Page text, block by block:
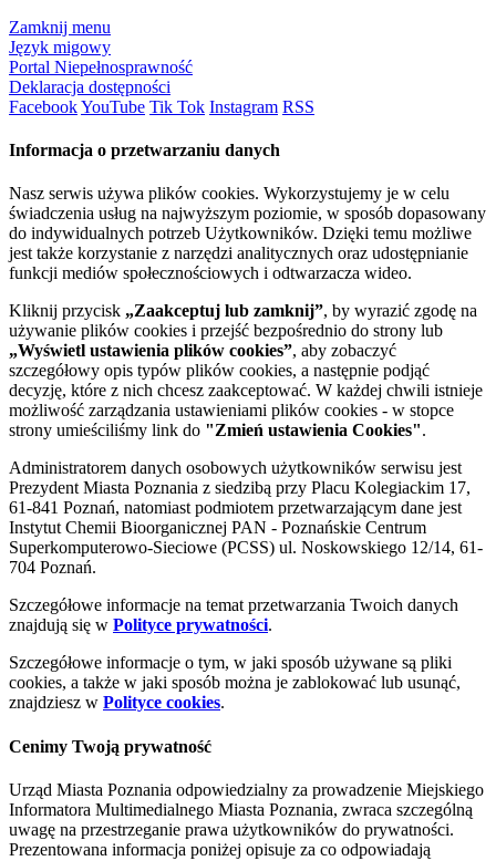
Zamknij menu
Język migowy
Portal Niepełnosprawność
Deklaracja dostępności
FacebookYouTube Tik Tok Instagram RSS
Informacja o przetwarzaniu danych
Nasz serwis używa plików cookies. Wykorzystujemy je w celu
świadczenia usług na najwyższym poziomie, w sposób dopasowany
do indywidualnych potrzeb Użytkowników. Dzięki temu możliwe
jest także korzystanie z narzędzi analitycznych oraz udostępnianie
funkcji mediów społecznościowych i odtwarzacza wideo.
Kliknij przycisk „Zaakceptuj lub zamknij”, by wyrazić zgodę na
używanie plików cookies i przejść bezpośrednio do strony lub
„Wyświetl ustawienia plików cookies”, aby zobaczyć
szczegółowy opis typów plików cookies, a następnie podjąć
decyzję, które z nich chcesz zaakceptować. W każdej chwili istnieje
możliwość zarządzania ustawieniami plików cookies - w stopce
strony umieściliśmy link do "Zmień ustawienia Cookies".
Administratorem danych osobowych użytkowników serwisu jest
Prezydent Miasta Poznania z siedzibą przy Placu Kolegiackim 17,
61-841 Poznań, natomiast podmiotem przetwarzającym dane jest
Instytut Chemii Bioorganicznej PAN - Poznańskie Centrum
Superkomputerowo-Sieciowe (PCSS) ul. Noskowskiego 12/14, 61-
704 Poznań.
Szczegółowe informacje na temat przetwarzania Twoich danych
znajdują się w Polityce prywatności.
Szczegółowe informacje o tym, w jaki sposób używane są pliki
cookies, a także w jaki sposób można je zablokować lub usunąć,
znajdziesz w Polityce cookies.
Cenimy Twoją prywatność
Urząd Miasta Poznania odpowiedzialny za prowadzenie Miejskiego
Informatora Multimedialnego Miasta Poznania, zwraca szczególną
uwagę na przestrzeganie prawa użytkowników do prywatności.
Prezentowana informacja poniżej opisuje za co odpowiadają